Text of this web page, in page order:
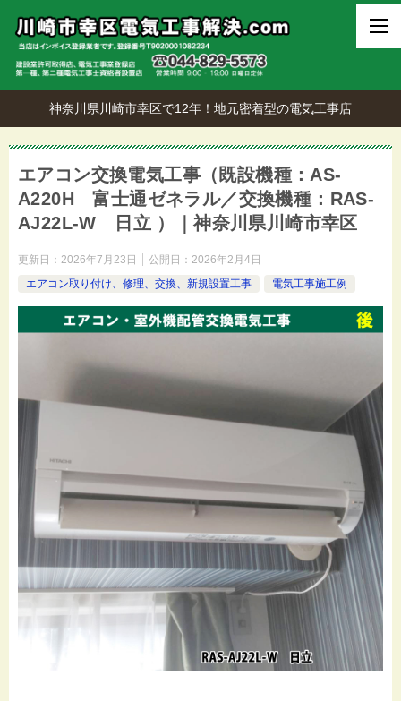
神奈川県川崎市幸区で12年！地元密着型の電気工事店
エアコン交換電気工事（既設機種：AS-
A220H 富士通ゼネラル／交換機種：RAS-
AJ22L-W 日立 ）｜神奈川県川崎市幸区
更新日： 2026年7月23日 公開日： 2026年2月4日
エアコン取り付け、修理、交換、新規設置工事
電気工事施工例